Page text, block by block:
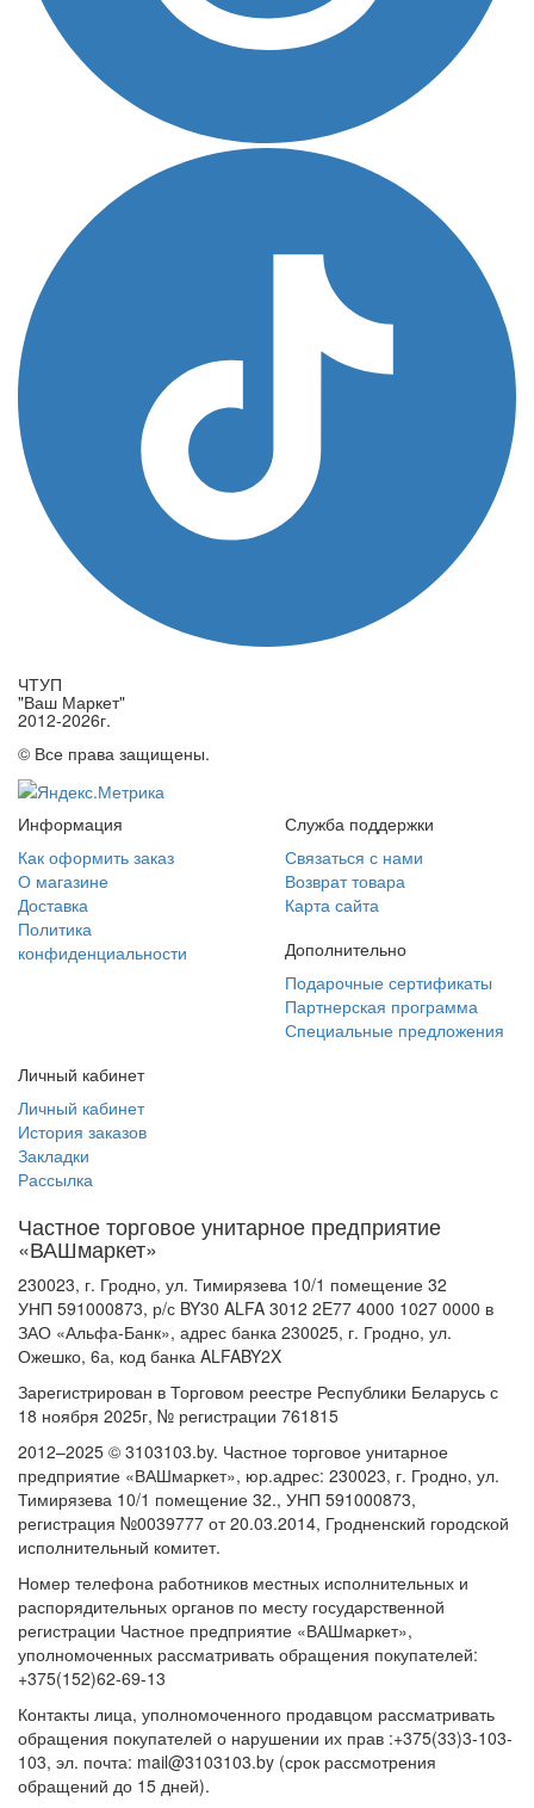
ЧТУП
"Ваш Маркет"
2012-2026г.
© Все права защищены.
Информация
Как оформить заказ
О магазине
Доставка
Политика
конфиденциальности
Служба поддержки
Связаться с нами
Возврат товара
Карта сайта
Дополнительно
Подарочные сертификаты
Партнерская программа
Специальные предложения
Личный кабинет
Личный кабинет
История заказов
Закладки
Рассылка
Частное торговое унитарное предприятие
«ВАШмаркет»
230023, г. Гродно, ул. Тимирязева 10/1 помещение 32
УНП 591000873, р/с BY30 ALFA 3012 2E77 4000 1027 0000 в
ЗАО «Альфа-Банк», адрес банка 230025, г. Гродно, ул.
Ожешко, 6а, код банка ALFABY2X
Зарегистрирован в Торговом реестре Республики Беларусь с
18 ноября 2025г, № регистрации 761815
2012–2025 © 3103103.by. Частное торговое унитарное
предприятие «ВАШмаркет», юр.адрес: 230023, г. Гродно, ул.
Тимирязева 10/1 помещение 32., УНП 591000873,
регистрация №0039777 от 20.03.2014, Гродненский городской
исполнительный комитет.
Номер телефона работников местных исполнительных и
распорядительных органов по месту государственной
регистрации Частное предприятие «ВАШмаркет»,
уполномоченных рассматривать обращения покупателей:
+375(152)62-69-13
Контакты лица, уполномоченного продавцом рассматривать
обращения покупателей о нарушении их прав :+375(33)3-103-
103, эл. почта: mail@3103103.by (срок рассмотрения
обращений до 15 дней).